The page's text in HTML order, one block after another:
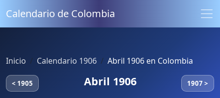
Calendario de Colombia
Inicio Calendario 1906 Abril 1906 en Colombia
< 1905 Abril 1906 1907 >